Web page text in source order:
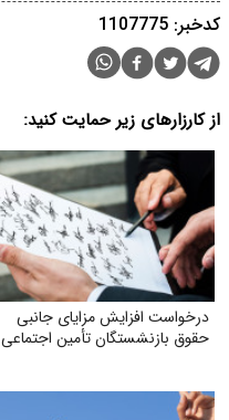
کدخبر: 1107775
از کارزارهای زیر حمایت کنید:
درخواست افزایش مزایای جانبی
حقوق بازنشستگان تأمین اجتماعی